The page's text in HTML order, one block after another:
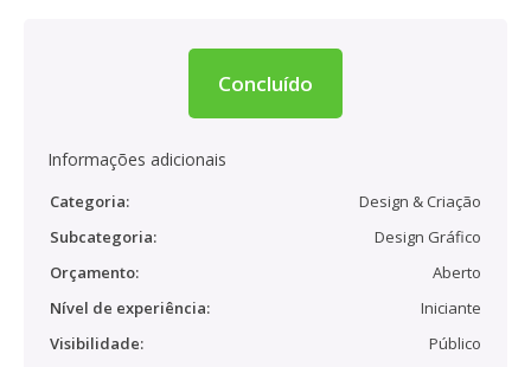
Concluído
Informações adicionais
Categoria:
Design & Criação
Subcategoria:
Design Gráfico
Orçamento:
Aberto
Nível de experiência:
Iniciante
Visibilidade:
Público